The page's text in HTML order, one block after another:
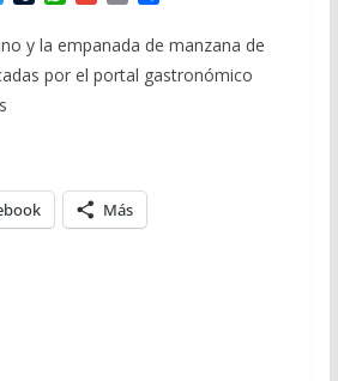
i
t
t
e
m
b
l
a
t
s
a
i
l
a
i
l
m
p
a
y la empanada de manzana de
por el portal gastronómico
Más